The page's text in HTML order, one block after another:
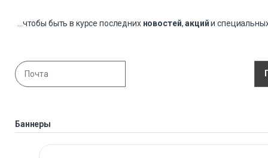
...чтобы быть в курсе последних новостей,акцийи
Баннеры